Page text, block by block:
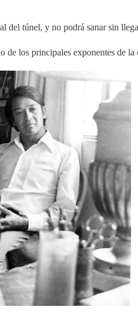
del túnel, y no podrá sanar sin
de los principales exponentes de